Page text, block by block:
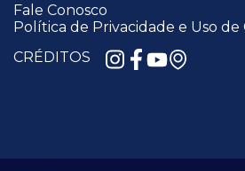
Fale Conosco
Política de Privacidade e Uso de
CRÉDITOS